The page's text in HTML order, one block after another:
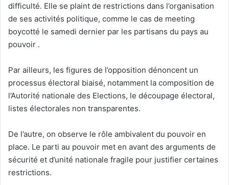
difficulté. Elle se plaint de restrictions dans l’organisation
de ses activités politique, comme le cas de meeting
boycotté le samedi dernier par les partisans du pays au
pouvoir .
Par ailleurs, les figures de l’opposition dénoncent un
processus électoral biaisé, notamment la composition de
l’Autorité nationale des Elections, le découpage électoral,
listes électorales non transparentes.
De l’autre, on observe le rôle ambivalent du pouvoir en
place. Le parti au pouvoir met en avant des arguments de
sécurité et d’unité nationale fragile pour justifier certaines
restrictions.